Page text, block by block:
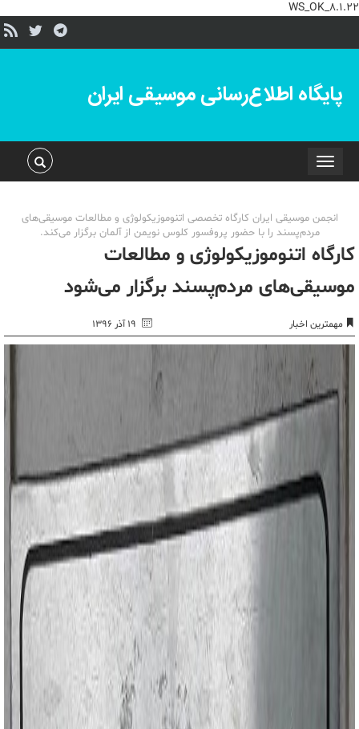
WS_OK_8.1.22
پایگاه اطلاع‌رسانی موسیقی ایران
Toggle
navigation
انجمن موسیقی ایران کارگاه تخصصی اتنوموزیکولوژی و مطالعات موسیقی‌های
مردم‌پسند را با حضور پروفسور کلوس نویمن از آلمان برگزار می‌کند.
کارگاه اتنوموزیکولوژی و مطالعات
موسیقی‌های مردم‌پسند برگزار می‌شود
مهمترین اخبار ۱۹ آذر ۱۳۹۶